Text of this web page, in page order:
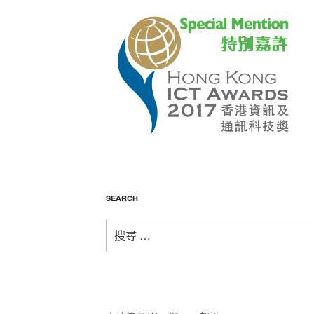
SEARCH
尋：